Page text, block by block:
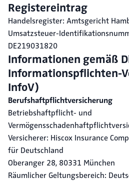
Registereintrag
Handelsregister: Amtsgericht
Umsatzsteuer-
DE219031820
Informationen gemäß
Informationspflichten-
InfoV)
Berufshaftpflichtversicherung
Betriebshaftpflicht- und
Versicherer: Hiscox Insurance
für Deutschland
Oberanger 28, 80331 München
Räumlicher Geltungsbereich: